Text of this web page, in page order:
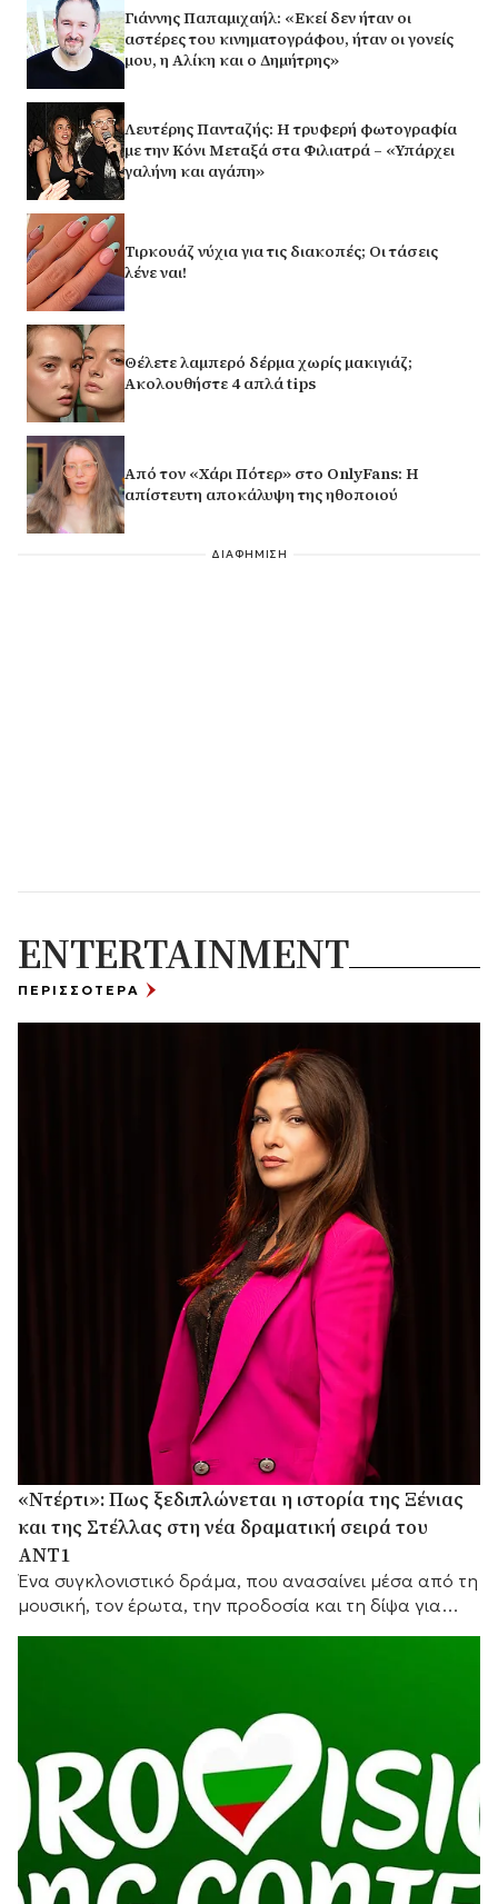
Γιάννης Παπαμιχαήλ: «Εκεί δεν ήταν οι
αστέρες του κινηματογράφου, ήταν οι γονείς
μου, η Αλίκη και ο Δημήτρης»
Λευτέρης Πανταζής: Η τρυφερή φωτογραφία
με την Κόνι Μεταξά στα Φιλιατρά – «Υπάρχει
γαλήνη και αγάπη»
Τιρκουάζ νύχια για τις διακοπές; Οι τάσεις
λένε ναι!
Θέλετε λαμπερό δέρμα χωρίς μακιγιάζ;
Ακολουθήστε 4 απλά tips
Από τον «Χάρι Πότερ» στο OnlyFans: Η
απίστευτη αποκάλυψη της ηθοποιού
ΔΙΑΦΗΜΙΣΗ
ENTERTAINMENT
ΠΕΡΙΣΣΟΤΕΡΑ
«Ντέρτι»: Πως ξεδιπλώνεται η ιστορία της Ξένιας
και της Στέλλας στη νέα δραματική σειρά του
ΑΝΤ1
Ένα συγκλονιστικό δράμα, που ανασαίνει μέσα από τη
μουσική, τον έρωτα, την προδοσία και τη δίψα για